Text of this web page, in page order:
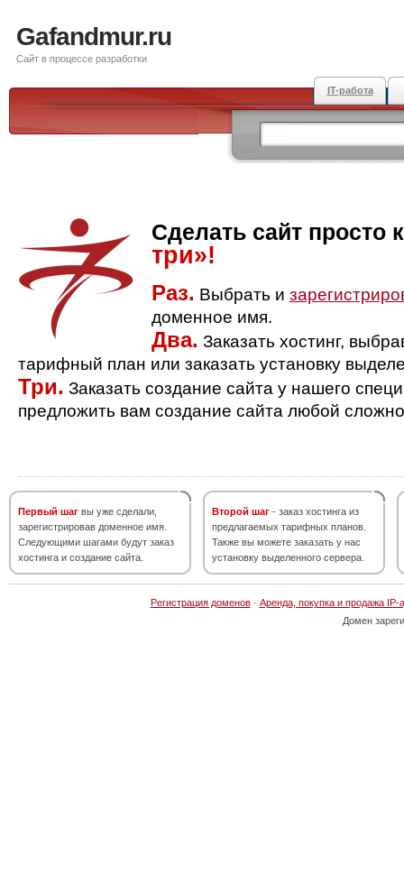
Gafandmur.ru
Сайт в процессе разработки
IT-работа
Сделать сайт просто
три»!
Раз. Выбрать и
доменное имя.
Два. Заказать хостинг,
тарифный план или заказать установку
Три. Заказать создание сайта у нашего
предложить вам создание сайта любой
Первый шаг вы уже сделали,
зарегистрировав доменное имя.
Следующими шагами будут заказ
хостинга и создание сайта.
Второй шаг - заказ хостинга из
предлагаемых тарифных планов.
Также вы можете заказать у нас
установку выделенного сервера.
Регистрация доменов· Аренда, покупка и продажа IP-
Домен